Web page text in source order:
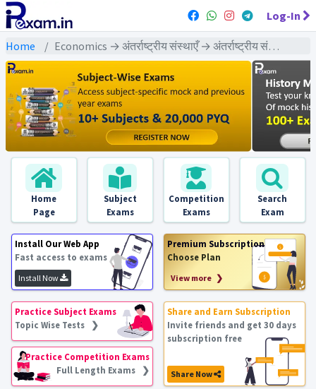
Log-In
Home Economics → अंतर्राष्ट्रीय संस्थाएँ → अंतर्राष्ट्रीय संस्थाएँ : PYQs Exams
Home
Page
Subject
Exams
Competition
Exams
Search
Exam
Install Our Web App
Fast access to exams
Install Now
Premium Subscription
Choose Plan
View more ❯
Practice Subject Exams
Topic Wise Tests ❯
Practice Competition Exams
Full Length Exams ❯
Share and Earn Subscription
Invite friends and get 30 days
subscription free
Share Now